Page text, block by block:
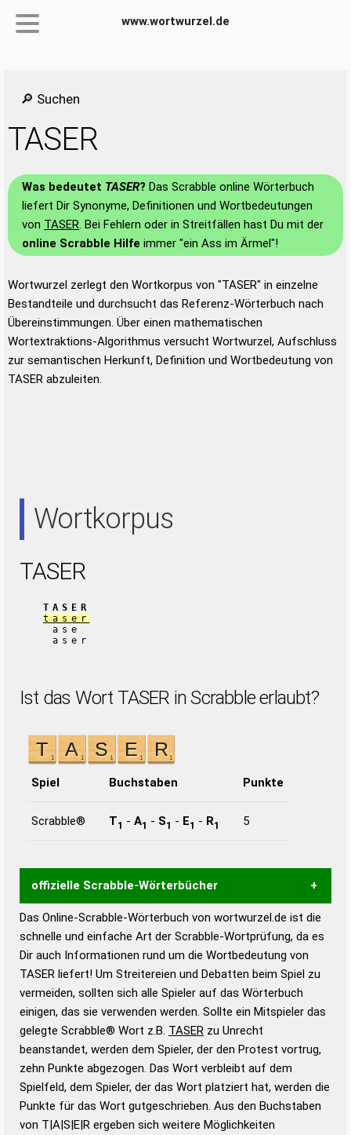
www.wortwurzel.de
🔎 Suchen
TASER
Was bedeutet TASER? Das Scrabble online Wörterbuch
liefert Dir Synonyme, Definitionen und Wortbedeutungen
von TASER. Bei Fehlern oder in Streitfällen hast Du mit der
online Scrabble Hilfe immer "ein Ass im Ärmel"!
Wortwurzel zerlegt den Wortkorpus von "TASER" in einzelne
Bestandteile und durchsucht das Referenz-Wörterbuch nach
Übereinstimmungen. Über einen mathematischen
Wortextraktions-Algorithmus versucht Wortwurzel, Aufschluss
zur semantischen Herkunft, Definition und Wortbedeutung von
TASER abzuleiten.
Wortkorpus
TASER
TASER
taser
ase
aser
Ist das Wort TASER in Scrabble erlaubt?
Spiel Buchstaben Punkte
Scrabble® T1 - A1 - S1 - E1 - R1 5
offizielle Scrabble-Wörterbücher
Wortwurzel liefert mit Hilfe eines semantischen
Wortanalyse-Algorithmus gute Anhaltspunkte zu
Wortbedeutung, Worttrennung und Wortform, um die
Gültigkeit eines Wortes für das Scrabble-Spiel zu
bestimmen!
zugelassene Turnier Scrabble-
Wörterbücher sind:
Duden – Standardwerk in 12 Bänden
Duden – Richtiges und gutes
Deutsch
Duden – Die deutsche Grammatik
Das Online-Scrabble-Wörterbuch von wortwurzel.de ist die
schnelle und einfache Art der Scrabble-Wortprüfung, da es
Dir auch Informationen rund um die Wortbedeutung von
TASER liefert! Um Streitereien und Debatten beim Spiel zu
vermeiden, sollten sich alle Spieler auf das Wörterbuch
einigen, das sie verwenden werden. Sollte ein Mitspieler das
gelegte Scrabble® Wort z.B. TASER zu Unrecht
beanstandet, werden dem Spieler, der den Protest vortrug,
zehn Punkte abgezogen. Das Wort verbleibt auf dem
Spielfeld, dem Spieler, der das Wort platziert hat, werden die
Punkte für das Wort gutgeschrieben. Aus den Buchstaben
von T|A|S|E|R ergeben sich weitere Möglichkeiten